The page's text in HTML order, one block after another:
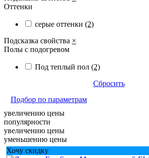
Оттенки
серые оттенки (2)
Подсказка свойства ×
Полы с подогревом
Под теплый пол (2)
Сбросить
Подбор по параметрам
увеличению цены
популярности
увеличению цены
уменьшению цены
Хочу скидку